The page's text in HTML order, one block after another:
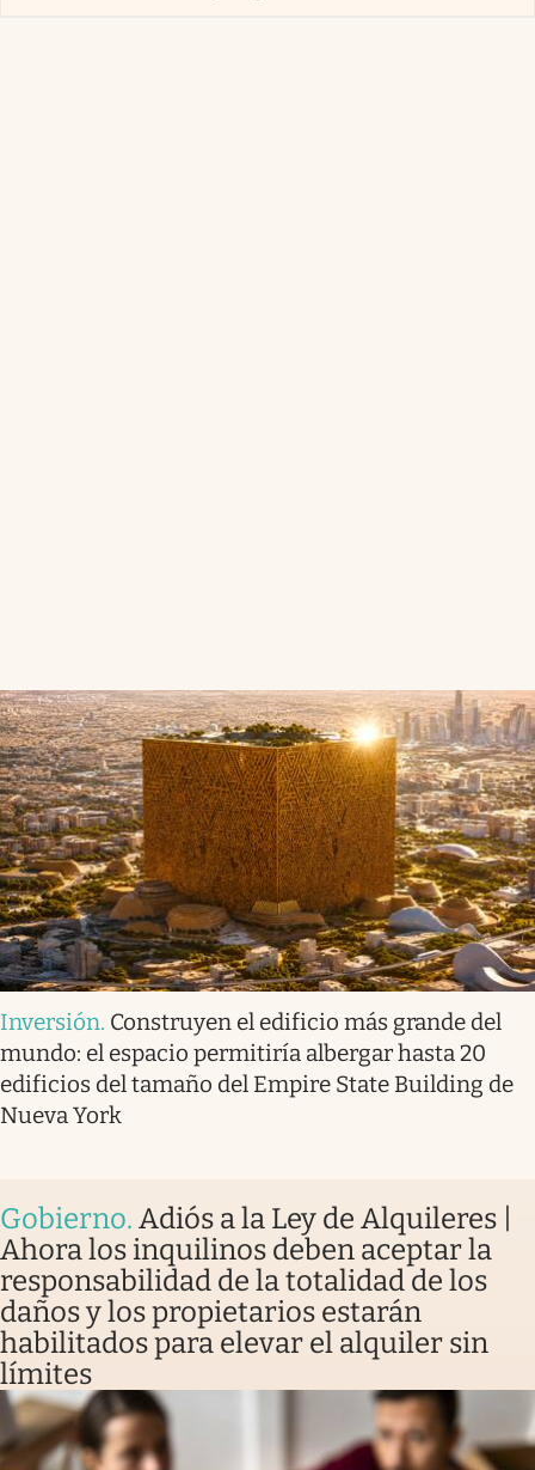
Inversión. Construyen el edificio más grande del
mundo: el espacio permitiría albergar hasta 20
edificios del tamaño del Empire State Building de
Nueva York
Gobierno. Adiós a la Ley de Alquileres |
Ahora los inquilinos deben aceptar la
responsabilidad de la totalidad de los
daños y los propietarios estarán
habilitados para elevar el alquiler sin
límites